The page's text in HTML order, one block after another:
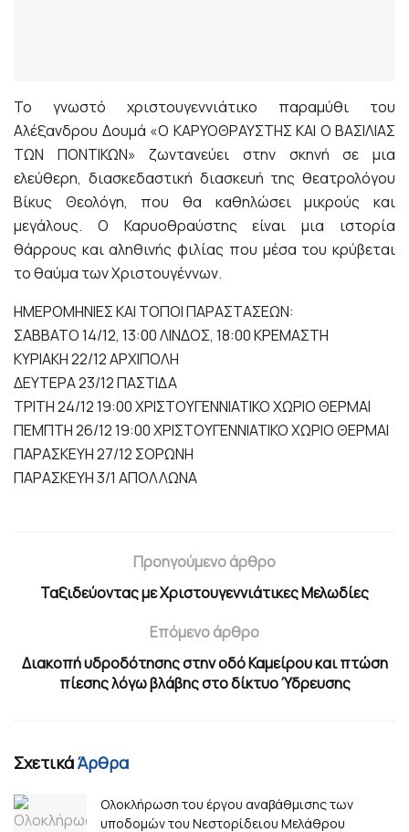
Το γνωστό χριστουγεννιάτικο παραμύθι του
Αλέξανδρου Δουμά «Ο ΚΑΡΥΟΘΡΑΥΣΤΗΣ ΚΑΙ Ο ΒΑΣΙΛΙΑΣ
ΤΩΝ ΠΟΝΤΙΚΩΝ» ζωντανεύει στην σκηνή σε μια
ελεύθερη, διασκεδαστική διασκευή της θεατρολόγου
Βίκυς Θεολόγη, που θα καθηλώσει μικρούς και
μεγάλους. Ο Καρυοθραύστης είναι μια ιστορία
θάρρους και αληθινής φιλίας που μέσα του κρύβεται
το θαύμα των Χριστουγέννων.
ΗΜΕΡΟΜΗΝΙΕΣ ΚΑΙ ΤΟΠΟΙ ΠΑΡΑΣΤΑΣΕΩΝ:
ΣΑΒΒΑΤΟ 14/12, 13:00 ΛΙΝΔΟΣ, 18:00 ΚΡΕΜΑΣΤΗ
ΚΥΡΙΑΚΗ 22/12 ΑΡΧΙΠΟΛΗ
ΔΕΥΤΕΡΑ 23/12 ΠΑΣΤΙΔΑ
ΤΡΙΤΗ 24/12 19:00 ΧΡΙΣΤΟΥΓΕΝΝΙΑΤΙΚΟ ΧΩΡΙΟ ΘΕΡΜΑΙ
ΠΕΜΠΤΗ 26/12 19:00 ΧΡΙΣΤΟΥΓΕΝΝΙΑΤΙΚΟ ΧΩΡΙΟ ΘΕΡΜΑΙ
ΠΑΡΑΣΚΕΥΗ 27/12 ΣΟΡΩΝΗ
ΠΑΡΑΣΚΕΥΗ 3/1 ΑΠΟΛΛΩΝΑ
Προηγούμενο άρθρο
Ταξιδεύοντας με Χριστουγεννιάτικες Μελωδίες
Επόμενο άρθρο
Διακοπή υδροδότησης στην οδό Καμείρου και πτώση
πίεσης λόγω βλάβης στο δίκτυο Ύδρευσης
ΣχετικάΆρθρα
Ολοκλήρωση του έργου αναβάθμισης των
υποδομών του Νεστορίδειου Μελάθρου